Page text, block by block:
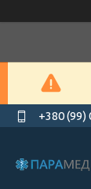
+380 (99)